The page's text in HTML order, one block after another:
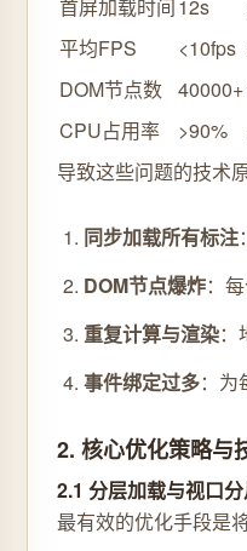
首屏加载时间12s
平均FPS
<10fps
DOM节点数 40000+
CPU占用率
>90%
导致这些问题的技术
同步加载所有标注
DOM节点爆炸：
重复计算与渲染：
事件绑定过多：
2. 核心优化策略与
2.1 分层加载与视口
最有效的优化手段是